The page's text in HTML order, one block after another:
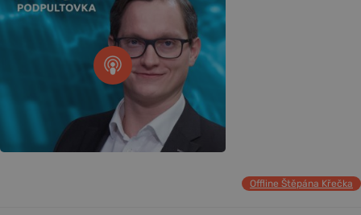
Offline Štěpána Křečka